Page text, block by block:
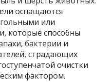
оснащаются
или
которые способны
бактерии и
страдающих
очистки
фактором.